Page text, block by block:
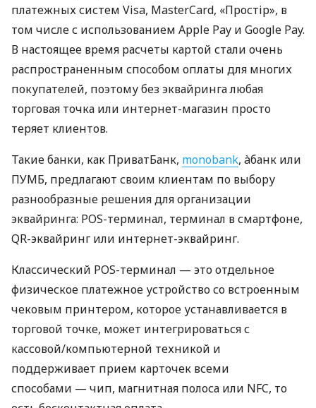
платежных систем Visa, MasterCard, «Простір», в
том числе с использованием Apple Pay и Google Pay.
В настоящее время расчеты картой стали очень
распространенным способом оплаты для многих
покупателей, поэтому без эквайринга любая
торговая точка или интернет-магазин просто
теряет клиентов.
Такие банки, как ПриватБанк, monobank, àбанк или
ПУМБ, предлагают своим клиентам по выбору
разнообразные решения для организации
эквайринга: POS-терминал, терминал в смартфоне,
QR-эквайринг или интернет-эквайринг.
Классический POS-терминал — это отдельное
физическое платежное устройство со встроенным
чековым принтером, которое устанавливается в
торговой точке, может интегрироваться с
кассовой/компьютерной техникой и
поддерживает прием карточек всеми
способами — чип, магнитная полоса или NFC, то